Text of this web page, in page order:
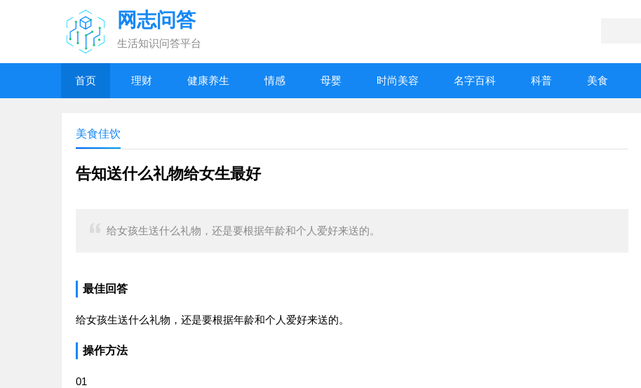
网志问答
生活知识问答平台
首页 理财 健康养生 情感 母婴 时尚美容 名字百科 科普 美食
美食佳饮
告知送什么礼物给女生最好
给女孩生送什么礼物，还是要根据年龄和个人爱好来送的。
最佳回答
给女孩生送什么礼物，还是要根据年龄和个人爱好来送的。
操作方法
01